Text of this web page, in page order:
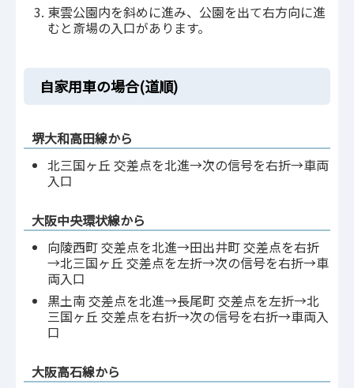
東雲公園内を斜めに進み、公園を出て右方向に進
むと斎場の入口があります。
自家用車の場合(道順)
堺大和高田線から
北三国ヶ丘 交差点を北進→次の信号を右折→車両
入口
大阪中央環状線から
向陵西町 交差点を北進→田出井町 交差点を右折
→北三国ヶ丘 交差点を左折→次の信号を右折→車
両入口
黒土南 交差点を北進→長尾町 交差点を左折→北
三国ヶ丘 交差点を右折→次の信号を右折→車両入
口
大阪高石線から